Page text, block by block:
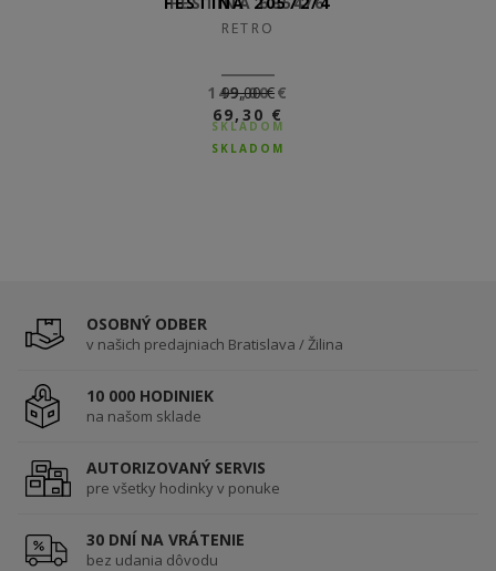
RETRO
149,00 €
SKLADOM
RETRO
99,00 €
69,30 €
SKLADOM
OSOBNÝ ODBER
v našich predajniach Bratislava / Žilina
10 000 HODINIEK
na našom sklade
AUTORIZOVANÝ SERVIS
pre všetky hodinky v ponuke
30 DNÍ NA VRÁTENIE
bez udania dôvodu